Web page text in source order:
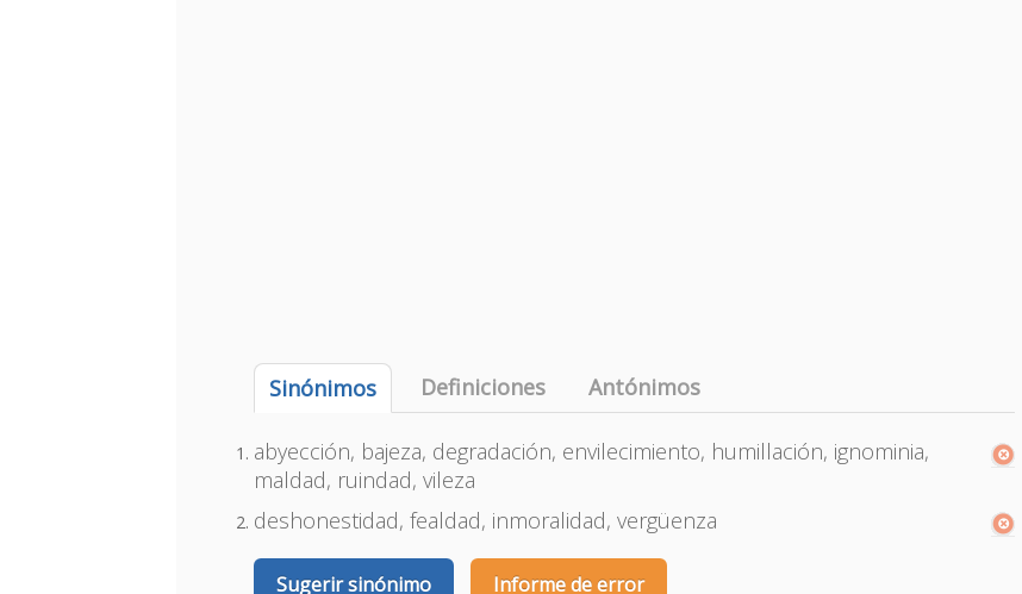
Sinónimos Definiciones Antónimos
abyección, bajeza, degradación, envilecimiento, humillación, ignominia,
maldad, ruindad, vileza
deshonestidad, fealdad, inmoralidad, vergüenza
Sugerir sinónimo Informe de error